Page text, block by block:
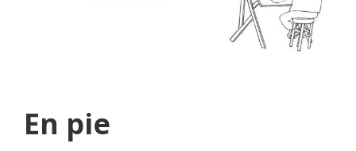
En pie